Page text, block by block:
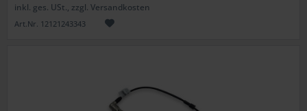
inkl. ges. USt., zzgl. Versandkosten
Art.Nr. 12121243343